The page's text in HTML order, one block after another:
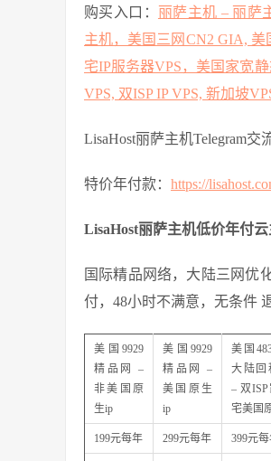
购买入口： 丽萨主机 – 丽萨
主机，美国三网CN2 GIA,
宅IP服务器VPS，美国家宽
VPS, 双ISP IP VPS, 新加坡
LisaHost丽萨主机Telegram交
特价年付款： https://
LisaHost丽萨主机低价年付云
国际精品网络，大陆三网优
付，48小时不满意，无条件
美国9929
精品网 –
非美国原
生ip
美国9929
精品网 –
美国原生
ip
美国
大陆回
– 双
宅美国
199元每年 299元每年 399元